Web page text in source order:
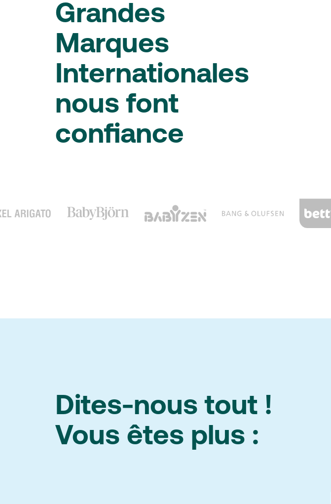
Grandes
Marques
Internationales
nous font
confiance
Dites-nous tout !
Vous êtes plus :